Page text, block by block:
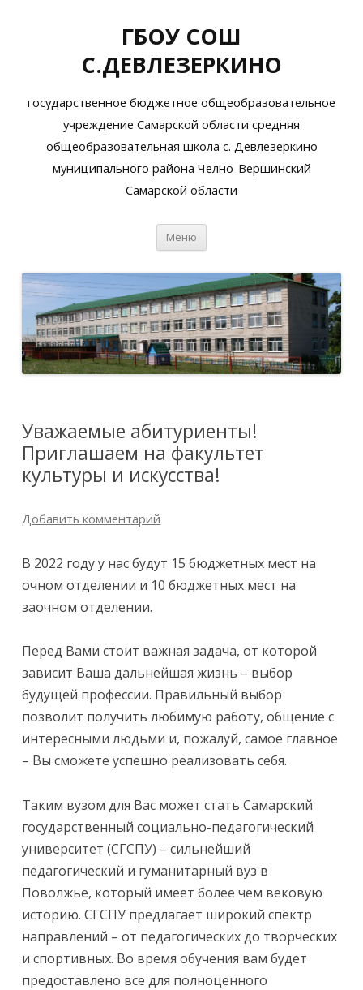
ГБОУ СОШ
С.ДЕВЛЕЗЕРКИНО
государственное бюджетное общеобразовательное
учреждение Самарской области средняя
общеобразовательная школа с. Девлезеркино
муниципального района Челно-Вершинский
Самарской области
Меню
Уважаемые абитуриенты!
Приглашаем на факультет
культуры и искусства!
Добавить комментарий
В 2022 году у нас будут 15 бюджетных мест на
очном отделении и 10 бюджетных мест на
заочном отделении.
Перед Вами стоит важная задача, от которой
зависит Ваша дальнейшая жизнь – выбор
будущей профессии. Правильный выбор
позволит получить любимую работу, общение с
интересными людьми и, пожалуй, самое главное
– Вы сможете успешно реализовать себя.
Таким вузом для Вас может стать Самарский
государственный социально-педагогический
университет (СГСПУ) – сильнейший
педагогический и гуманитарный вуз в
Поволжье, который имеет более чем вековую
историю. СГСПУ предлагает широкий спектр
направлений – от педагогических до творческих
и спортивных. Во время обучения вам будет
предоставлено все для полноценного